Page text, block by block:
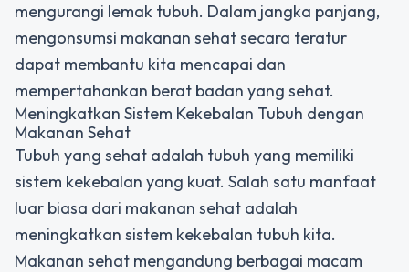
mengurangi lemak tubuh. Dalam jangka panjang,
mengonsumsi makanan sehat secara teratur
dapat membantu kita mencapai dan
mempertahankan berat badan yang sehat.
Meningkatkan Sistem Kekebalan Tubuh dengan
Makanan Sehat
Tubuh yang sehat adalah tubuh yang memiliki
sistem kekebalan yang kuat. Salah satu manfaat
luar biasa dari makanan sehat adalah
meningkatkan sistem kekebalan tubuh kita.
Makanan sehat mengandung berbagai macam